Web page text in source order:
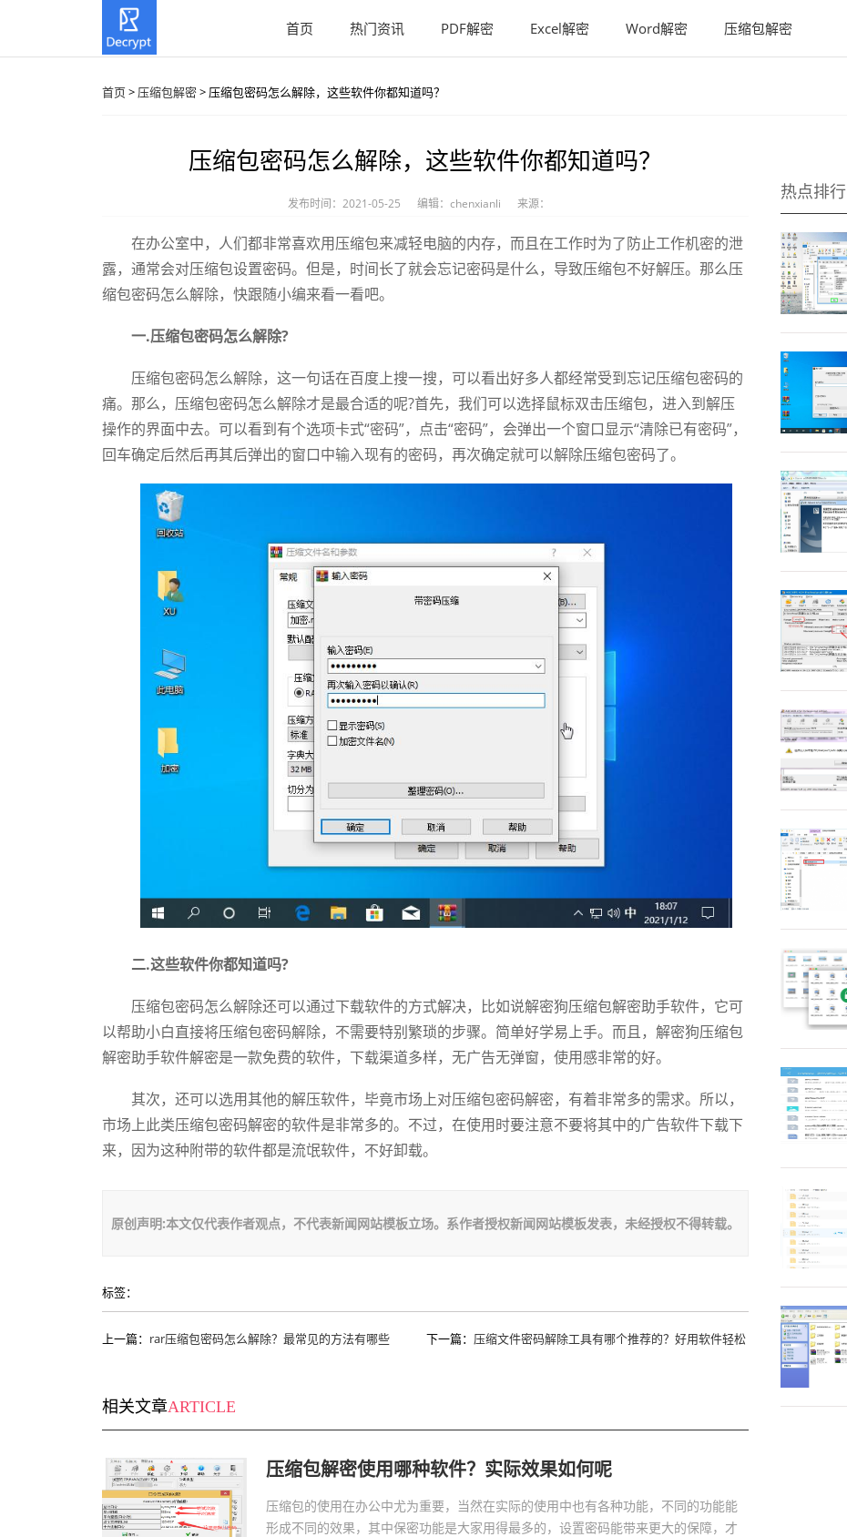
首页 热门资讯 PDF解密 Excel解密 Word解密 压缩包解密
首页> 压缩包解密> 压缩包密码怎么解除，这些软件你都知道吗？
压缩包密码怎么解除，这些软件你都知道吗？
发布时间：2021-05-25 编辑：chenxianli 来源：
在办公室中，人们都非常喜欢用压缩包来减轻电脑的内存，而且在工作时为了防止工作机密的泄
露，通常会对压缩包设置密码。但是，时间长了就会忘记密码是什么，导致压缩包不好解压。那么压
缩包密码怎么解除，快跟随小编来看一看吧。
一.压缩包密码怎么解除?
压缩包密码怎么解除，这一句话在百度上搜一搜，可以看出好多人都经常受到忘记压缩包密码的
痛。那么，压缩包密码怎么解除才是最合适的呢?首先，我们可以选择鼠标双击压缩包，进入到解压
操作的界面中去。可以看到有个选项卡式“密码”，点击“密码”，会弹出一个窗口显示“清除已有密码”，
回车确定后然后再其后弹出的窗口中输入现有的密码，再次确定就可以解除压缩包密码了。
二.这些软件你都知道吗?
压缩包密码怎么解除还可以通过下载软件的方式解决，比如说解密狗压缩包解密助手软件，它可
以帮助小白直接将压缩包密码解除，不需要特别繁琐的步骤。简单好学易上手。而且，解密狗压缩包
解密助手软件解密是一款免费的软件，下载渠道多样，无广告无弹窗，使用感非常的好。
其次，还可以选用其他的解压软件，毕竟市场上对压缩包密码解密，有着非常多的需求。所以，
市场上此类压缩包密码解密的软件是非常多的。不过，在使用时要注意不要将其中的广告软件下载下
来，因为这种附带的软件都是流氓软件，不好卸载。
原创声明:本文仅代表作者观点，不代表新闻网站模板立场。系作者授权新闻网站模板发表，未经授权不得转载。
标签：
上一篇： rar压缩包密码怎么解除？最常见的方法有哪些 下一篇： 压缩文件密码解除工具有哪个推荐的？好用软件轻松
相关文章ARTICLE
压缩包解密使用哪种软件？实际效果如何呢
压缩包的使用在办公中尤为重要，当然在实际的使用中也有各种功能，不同的功能能
形成不同的效果，其中保密功能是大家用得最多的，设置密码能带来更大的保障，才
热点排行